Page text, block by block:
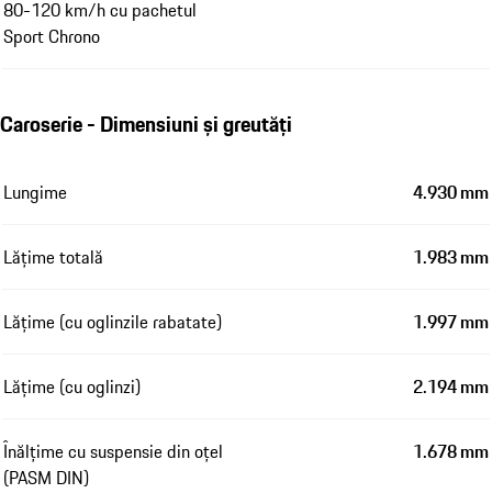
80-120 km/h cu pachetul
Sport Chrono
Caroserie - Dimensiuni și greutăți
Lungime 4.930 mm
Lățime totală 1.983 mm
Lățime (cu oglinzile rabatate) 1.997 mm
Lățime (cu oglinzi) 2.194 mm
Înălțime cu suspensie din oțel
(PASM DIN)
1.678 mm